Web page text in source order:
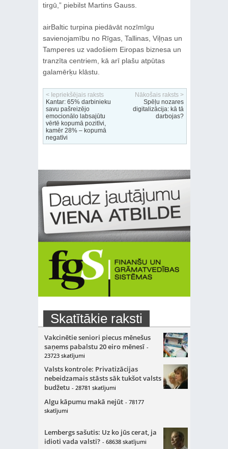
tirgū,” piebilst Martins Gauss.
airBaltic turpina piedāvāt nozīmīgu
savienojamību no Rīgas, Tallinas, Viļņas un
Tamperes uz vadošiem Eiropas biznesa un
tranzīta centriem, kā arī plašu atpūtas
galamērķu klāstu.
< Iepriekšējais raksts
Kantar: 65% darbinieku
savu pašreizējo
emocionālo labsajūtu
vērtē kopumā pozitīvi,
kamēr 28% – kopumā
negatīvi
Nākošais raksts >
Spēļu nozares
digitalizācija: kā tā
darbojas?
Skatītākie raksti
Vakcinētie seniori piecus mēnešus
saņems pabalstu 20 eiro mēnesī -
23723 skatījumi
Valsts kontrole: Privatizācijas
nebeidzamais stāsts sāk tukšot valsts
budžetu - 28781 skatījumi
Algu kāpumu makā nejūt - 78177
skatījumi
Lembergs sašutis: Uz ko jūs cerat, ja
idioti vada valsti? - 68638 skatījumi